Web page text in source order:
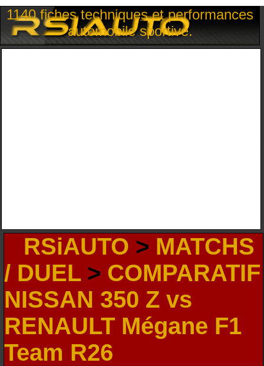
1140 fiches techniques et performances
automobile sportive.
RSiAUTO > MATCHS
/ DUEL> COMPARATIF
NISSAN 350 Z vs
RENAULT Mégane F1
Team R26